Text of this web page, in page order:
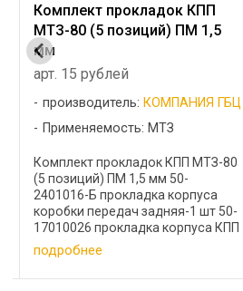
Комплект прокладок КПП
МТЗ-80 (5 позиций) ПМБ
арт. 15 рублей
(5 позиций) ПМБ ПАРОНИТ 0,8 мм
50-2401016-Б прокладка корпуса
коробки передач задняя-1 шт 50-
17010026 прокладка корпуса КПП
передняя-1 шт 50-1701459
прокладка правой крышки КПП-1
левой крышки ...
подробнее